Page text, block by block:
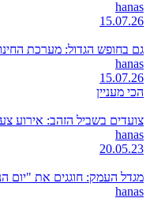
hanas
15.07.26
גם בחופש הגדול: מערכת
hanas
15.07.26
הכי מעניין
צועדים בשביל הזהב: אירוע
hanas
20.05.23
מגדל העמק: חוגגים את "יום
hanas